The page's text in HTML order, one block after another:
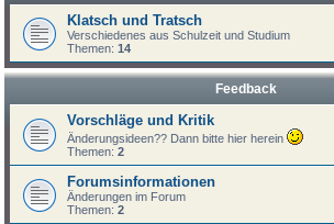
Klatsch und Tratsch
Verschiedenes aus Schulzeit und Studium
Themen:14
Feedback
Vorschläge und Kritik
Änderungsideen?? Dann bitte hier herein
Themen:2
Forumsinformationen
Änderungen im Forum
Themen:2